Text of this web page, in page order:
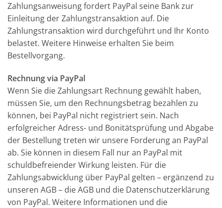
Zahlungsanweisung fordert PayPal seine Bank zur
Einleitung der Zahlungstransaktion auf. Die
Zahlungstransaktion wird durchgeführt und Ihr Konto
belastet. Weitere Hinweise erhalten Sie beim
Bestellvorgang.
Rechnung via PayPal
Wenn Sie die Zahlungsart Rechnung gewählt haben,
müssen Sie, um den Rechnungsbetrag bezahlen zu
können, bei PayPal nicht registriert sein. Nach
erfolgreicher Adress- und Bonitätsprüfung und Abgabe
der Bestellung treten wir unsere Forderung an PayPal
ab. Sie können in diesem Fall nur an PayPal mit
schuldbefreiender Wirkung leisten. Für die
Zahlungsabwicklung über PayPal gelten – ergänzend zu
unseren AGB – die AGB und die Datenschutzerklärung
von PayPal. Weitere Informationen und die